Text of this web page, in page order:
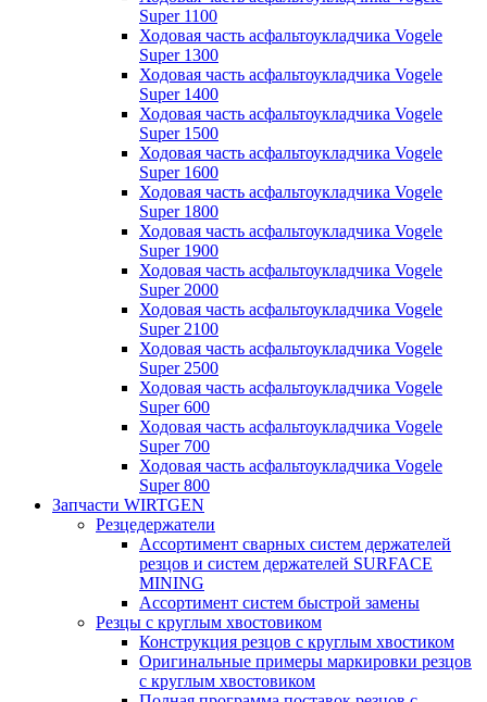
Super 1100
Ходовая часть асфальтоукладчика Vogele
Super 1300
Ходовая часть асфальтоукладчика Vogele
Super 1400
Ходовая часть асфальтоукладчика Vogele
Super 1500
Ходовая часть асфальтоукладчика Vogele
Super 1600
Ходовая часть асфальтоукладчика Vogele
Super 1800
Ходовая часть асфальтоукладчика Vogele
Super 1900
Ходовая часть асфальтоукладчика Vogele
Super 2000
Ходовая часть асфальтоукладчика Vogele
Super 2100
Ходовая часть асфальтоукладчика Vogele
Super 2500
Ходовая часть асфальтоукладчика Vogele
Super 600
Ходовая часть асфальтоукладчика Vogele
Super 700
Ходовая часть асфальтоукладчика Vogele
Super 800
Запчасти WIRTGEN
Резцедержатели
Ассортимент сварных систем держателей
резцов и систем держателей SURFACE
MINING
Ассортимент систем быстрой замены
Резцы с круглым хвостовиком
Конструкция резцов с круглым хвостиком
Оригинальные примеры маркировки резцов
с круглым хвостовиком